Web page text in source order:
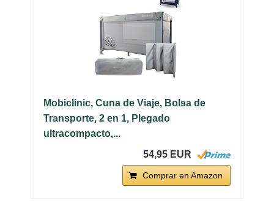
Mobiclinic, Cuna de Viaje, Bolsa de
Transporte, 2 en 1, Plegado
ultracompacto,...
54,95 EUR
Comprar en Amazon